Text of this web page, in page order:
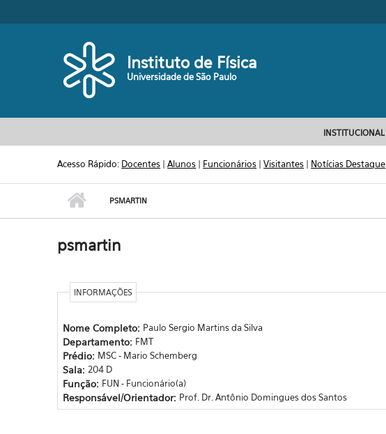
Instituto de Física
Universidade de São Paulo
INSTITUCIONAL
Acesso Rápido: Docentes |Alunos | Funcionários |Visitantes | Notícias Destaque
PSMARTIN
psmartin
INFORMAÇÕES
Nome Completo: Paulo Sergio Martins da Silva
Departamento: FMT
Prédio: MSC - Mario Schemberg
Sala: 204 D
Função: FUN - Funcionário(a)
Responsável/Orientador: Prof. Dr. Antônio Domingues dos Santos